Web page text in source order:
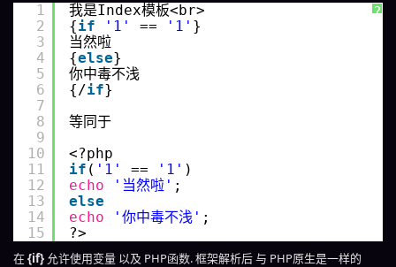
?
1
2
3
4
5
6
7
8
9
10
11
12
13
14
15
我是Index模板<br>
{if '1' == '1' }
当然啦
{else}
你中毒不浅
{/if}
等同于
<?php
if ( '1' == '1' )
echo
'当然啦' ;
else
echo
'你中毒不浅' ;
?>
在{if} 允许使用变量 以及 PHP函数. 框架解析后 与 PHP原生是一样的